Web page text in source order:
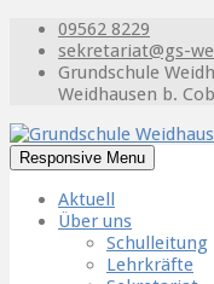
09562 8229
sekretariat@gs-
Grundschule
Weidhausen b.
Responsive Menu
Aktuell
Über uns
Schulleitung
Lehrkräfte